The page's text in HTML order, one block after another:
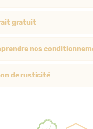
gratuit
nos
de rusticité